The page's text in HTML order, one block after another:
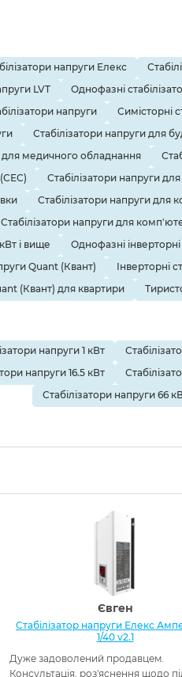
напруги Елекс
LVT Однофазні
напруги Симісторні
Стабілізатори напруги для
для медичного обладнання
(СЕС)
Стабілізатори напруги
Стабілізатори напруги для
Стабілізатори напруги для
і вище
Однофазні
Quant (Квант)
Інверторні
(Квант) для квартири
напруги 1 кВт
напруги 16.5 кВт
Стабілізатори напруги 66
Євген
Стабілізатор напруги Елекс
1/40 v2.1
Дуже задоволений продавцем.
Консультація, роз'яснення щодо